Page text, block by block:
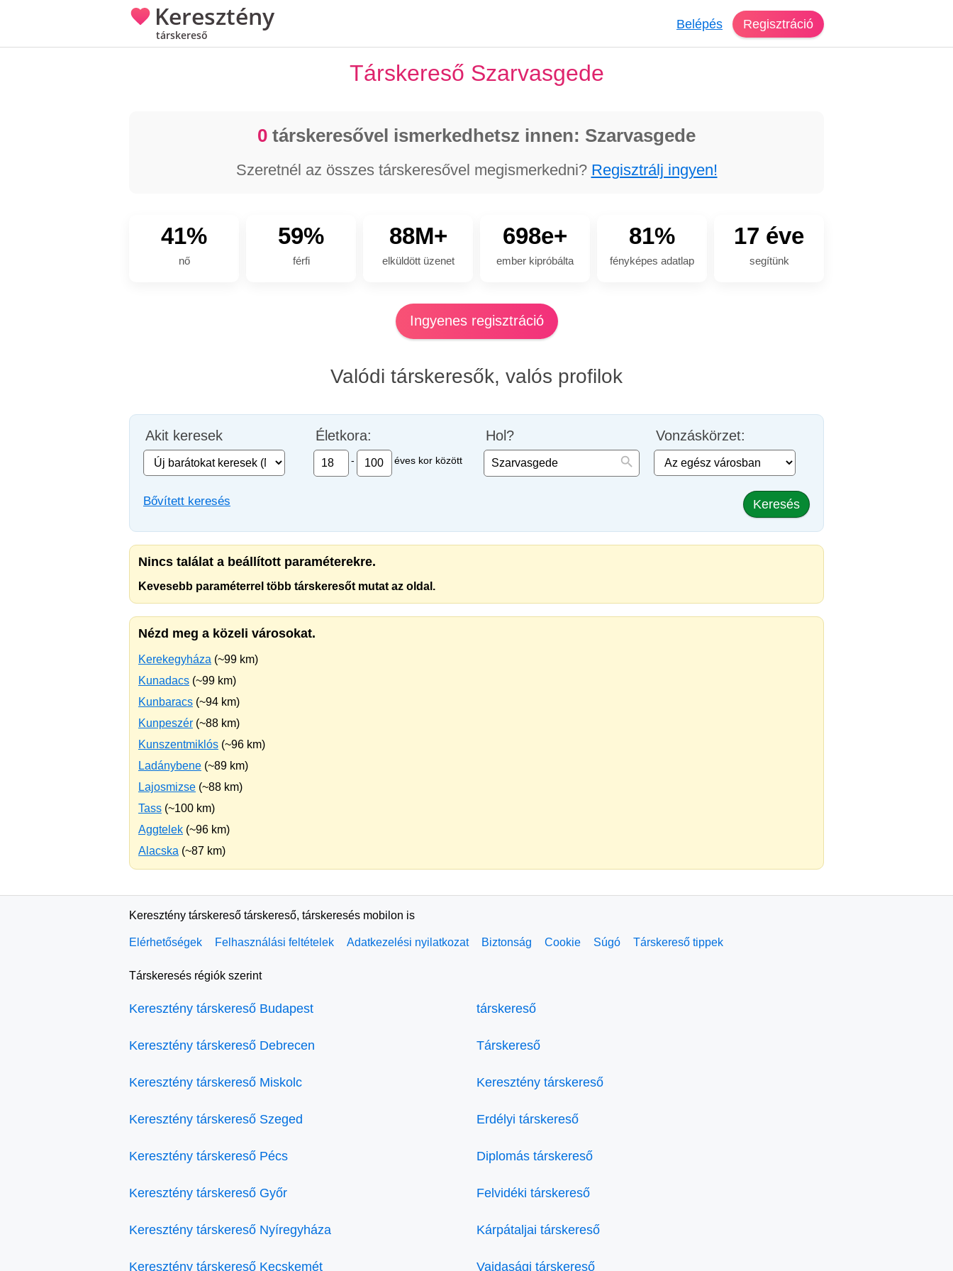
Keresztény
társkereső
Belépés Regisztráció
Társkereső Szarvasgede
0 társkeresővel ismerkedhetsz innen: Szarvasgede
Szeretnél az összes társkeresővel megismerkedni? Regisztrálj ingyen!
41%
nő
59%
férfi
88M+
elküldött üzenet
698e+
ember kipróbálta
81%
fényképes adatlap
17 éve
segítünk
Ingyenes regisztráció
Valódi társkeresők, valós profilok
Akit keresek Életkora:
- éves kor között
Hol? Vonzáskörzet:
Bővített keresés Keresés
Nincs találat a beállított paraméterekre.
Kevesebb paraméterrel több társkeresőt mutat az oldal.
Nézd meg a közeli városokat.
Kerekegyháza (~99 km)
Kunadacs (~99 km)
Kunbaracs (~94 km)
Kunpeszér (~88 km)
Kunszentmiklós (~96 km)
Ladánybene (~89 km)
Lajosmizse (~88 km)
Tass (~100 km)
Aggtelek (~96 km)
Alacska (~87 km)
Keresztény társkereső társkereső, társkeresés mobilon is
Elérhetőségek Felhasználási feltételek Adatkezelési nyilatkozat Biztonság Cookie Súgó Társkereső tippek
Társkeresés régiók szerint
Keresztény társkereső Budapest
Keresztény társkereső Debrecen
Keresztény társkereső Miskolc
Keresztény társkereső Szeged
Keresztény társkereső Pécs
Keresztény társkereső Győr
Keresztény társkereső Nyíregyháza
Keresztény társkereső Kecskemét
társkereső
Társkereső
Keresztény társkereső
Erdélyi társkereső
Diplomás társkereső
Felvidéki társkereső
Kárpátaljai társkereső
Vajdasági társkereső